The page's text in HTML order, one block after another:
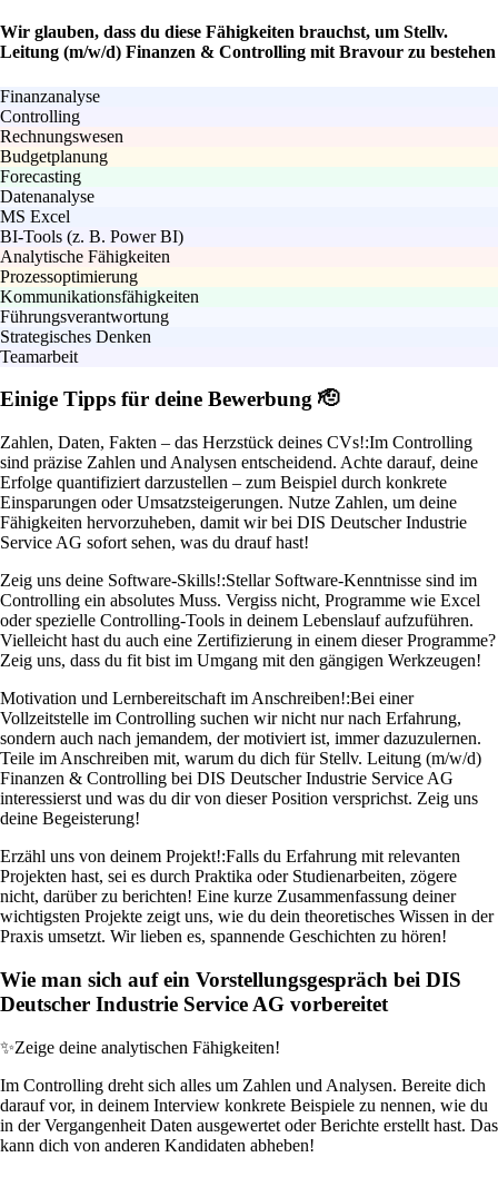
Wir glauben, dass du diese Fähigkeiten brauchst, um Stellv.
Leitung (m/w/d) Finanzen & Controlling mit Bravour zu bestehen
Finanzanalyse
Controlling
Rechnungswesen
Budgetplanung
Forecasting
Datenanalyse
MS Excel
BI-Tools (z. B. Power BI)
Analytische Fähigkeiten
Prozessoptimierung
Kommunikationsfähigkeiten
Führungsverantwortung
Strategisches Denken
Teamarbeit
Einige Tipps für deine Bewerbung 🫡
Zahlen, Daten, Fakten – das Herzstück deines CVs!:Im Controlling
sind präzise Zahlen und Analysen entscheidend. Achte darauf, deine
Erfolge quantifiziert darzustellen – zum Beispiel durch konkrete
Einsparungen oder Umsatzsteigerungen. Nutze Zahlen, um deine
Fähigkeiten hervorzuheben, damit wir bei DIS Deutscher Industrie
Service AG sofort sehen, was du drauf hast!
Zeig uns deine Software-Skills!:Stellar Software-Kenntnisse sind im
Controlling ein absolutes Muss. Vergiss nicht, Programme wie Excel
oder spezielle Controlling-Tools in deinem Lebenslauf aufzuführen.
Vielleicht hast du auch eine Zertifizierung in einem dieser Programme?
Zeig uns, dass du fit bist im Umgang mit den gängigen Werkzeugen!
Motivation und Lernbereitschaft im Anschreiben!:Bei einer
Vollzeitstelle im Controlling suchen wir nicht nur nach Erfahrung,
sondern auch nach jemandem, der motiviert ist, immer dazuzulernen.
Teile im Anschreiben mit, warum du dich für Stellv. Leitung (m/w/d)
Finanzen & Controlling bei DIS Deutscher Industrie Service AG
interessierst und was du dir von dieser Position versprichst. Zeig uns
deine Begeisterung!
Erzähl uns von deinem Projekt!:Falls du Erfahrung mit relevanten
Projekten hast, sei es durch Praktika oder Studienarbeiten, zögere
nicht, darüber zu berichten! Eine kurze Zusammenfassung deiner
wichtigsten Projekte zeigt uns, wie du dein theoretisches Wissen in der
Praxis umsetzt. Wir lieben es, spannende Geschichten zu hören!
Wie man sich auf ein Vorstellungsgespräch bei DIS
Deutscher Industrie Service AG vorbereitet
✨Zeige deine analytischen Fähigkeiten!
Im Controlling dreht sich alles um Zahlen und Analysen. Bereite dich
darauf vor, in deinem Interview konkrete Beispiele zu nennen, wie du
in der Vergangenheit Daten ausgewertet oder Berichte erstellt hast. Das
kann dich von anderen Kandidaten abheben!